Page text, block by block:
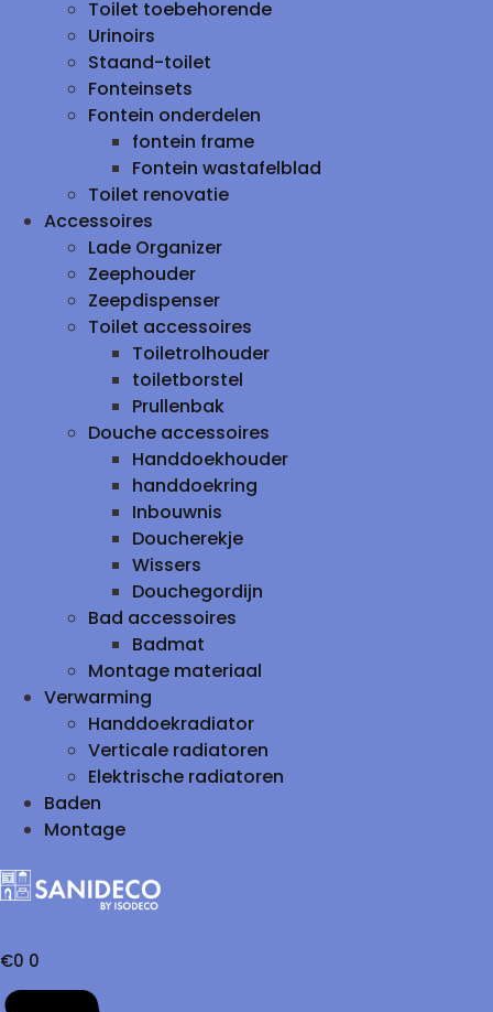
Toilet toebehorende
Urinoirs
Staand-toilet
Fonteinsets
Fontein onderdelen
fontein frame
Fontein wastafelblad
Toilet renovatie
Accessoires
Lade Organizer
Zeephouder
Zeepdispenser
Toilet accessoires
Toiletrolhouder
toiletborstel
Prullenbak
Douche accessoires
Handdoekhouder
handdoekring
Inbouwnis
Doucherekje
Wissers
Douchegordijn
Bad accessoires
Badmat
Montage materiaal
Verwarming
Handdoekradiator
Verticale radiatoren
Elektrische radiatoren
Baden
Montage
€0 0